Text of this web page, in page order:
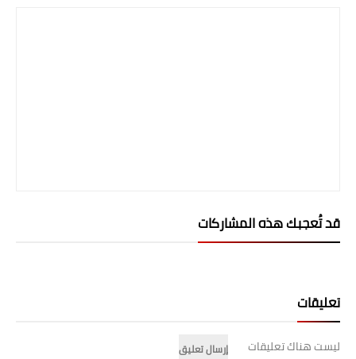
قد تُعجبك هذه المشاركات
تعليقات
ليست هناك تعليقات
إرسال تعليق